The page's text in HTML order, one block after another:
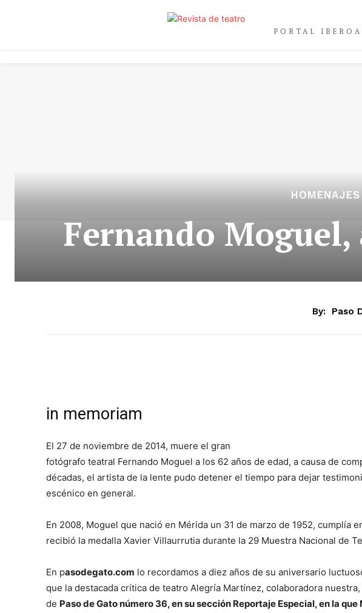
PORTAL
HOMENAJES
Fernando
By: Paso
in memoriam
El 27 de noviembre de 2014, muere el gran
fotógrafo teatral Fernando Moguel a los 62 años de edad, a causa de
décadas, el artista de la lente pudo detener el tiempo para dejar
escénico en general.
En 2008, Moguel que nació en Mérida un 31 de marzo de 1952, cumplía
recibió la medalla Xavier Villaurrutia durante la 29 Muestra Nacional de
En pasodegato.com lo recordamos a diez años de su aniversario
que la destacada crítica de teatro Alegría Martínez, colaboradora
de Paso de Gato número 36, en su sección Reportaje Especial, en la